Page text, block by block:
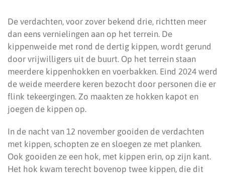
De verdachten, voor zover bekend drie, richtten meer
dan eens vernielingen aan op het terrein. De
kippenweide met rond de dertig kippen, wordt gerund
door vrijwilligers uit de buurt. Op het terrein staan
meerdere kippenhokken en voerbakken. Eind 2024 werd
de weide meerdere keren bezocht door personen die er
flink tekeergingen. Zo maakten ze hokken kapot en
joegen de kippen op.
In de nacht van 12 november gooiden de verdachten
met kippen, schopten ze en sloegen ze met planken.
Ook gooiden ze een hok, met kippen erin, op zijn kant.
Het hok kwam terecht bovenop twee kippen, die dit